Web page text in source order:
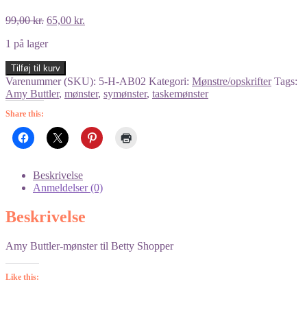
99,00kr. Den
pris
99,00 kr..
65,00 kr.
1 på lager
Mønster
til
Betty
Shopper
antal
Tilføj til kurv
Varenummer (SKU): 5-H-AB02 Kategori: Mønstre/opskrifter Tags:
Amy Buttler, mønster, symønster, taskemønster
Share this:
Beskrivelse
Anmeldelser (0)
Beskrivelse
Amy Buttler-mønster til Betty Shopper
Like this: